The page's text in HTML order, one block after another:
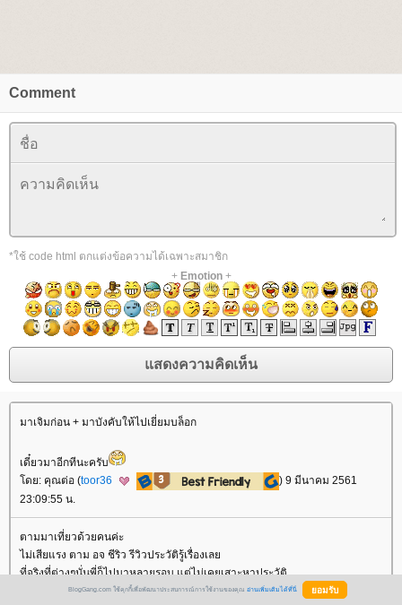
Comment
*ใช้ code html ตกแต่งข้อความได้เฉพาะสมาชิก
+ Emotion+
มาเจิมก่อน + มาบังคับให้ไปเยี่ยมบล็อก
เดี๋ยวมาอีกทีนะครับ
ดย: คุณต่อ (toor36
) 9 มีนาคม 2561
23:09:55 น.
ตามมาเที่ยวด้วยคนค่ะ
ไม่เสียแรง ตาม อจ ชีริว รีวิวประวัติรู้เรื่องเล
ที่จริงที่ต่างๆนั่นพี่ก็ไปมาหลายรอบ แต่ไม่เคยเสาะหาประวัติ
ได้แค่สงสัย พระธาตุศรีสองรัก ใครรักกับใครก็ไม่ทราบ
BlogGang.com ใช้คุกกี้เพื่อพัฒนาประสบการณ์การใช้งานของคุณ อ่านเพิ่มเติมได้ที่นี่